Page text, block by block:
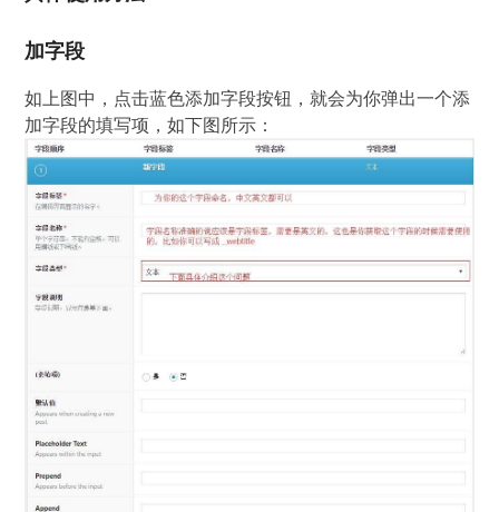
加字段
如上图中，点击蓝色添加字段按钮，就会为你弹出一个添
加字段的填写项，如下图所示：